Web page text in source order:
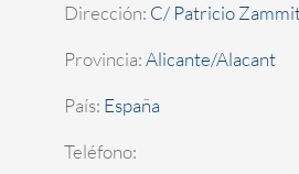
Dirección: C/ Patricio
Provincia:Alicante/Alacant
País: España
Teléfono: